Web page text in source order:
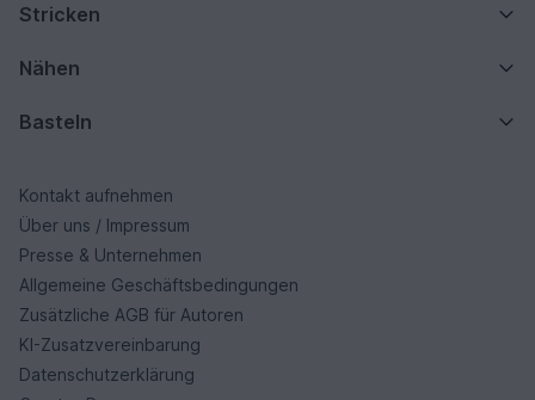
Stricken
Nähen
Basteln
Kontakt aufnehmen
Über uns / Impressum
Presse & Unternehmen
Allgemeine Geschäftsbedingungen
Zusätzliche AGB für Autoren
KI-Zusatzvereinbarung
Datenschutzerklärung